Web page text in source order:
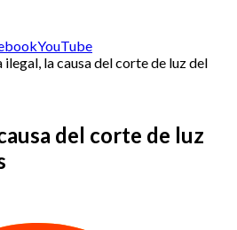
YouTube
ilegal, la causa del corte de luz del
del corte de luz